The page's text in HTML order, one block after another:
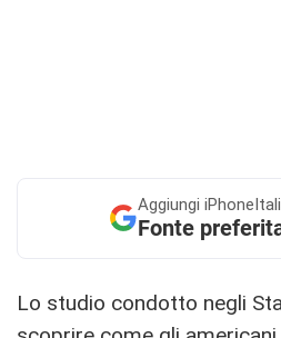
Aggiungi
Fonte
Lo studio condotto negli